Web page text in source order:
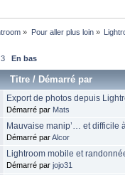
» Pour aller plus loin»
3 En bas
Titre /Démarré par
Export de photos depuis
Démarré par Mats
Mauvaise manip’… et difficile
Démarré parAlcor
Lightroom mobile et
Démarré par jojo31